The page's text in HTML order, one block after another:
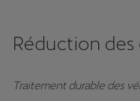
Réduction
Traitement durable des